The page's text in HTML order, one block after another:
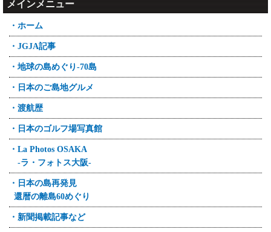
メインメニュー
・ホーム
・JGJA記事
・地球の島めぐり-70島
・日本のご島地グルメ
・渡航歴
・日本のゴルフ場写真館
・La Photos OSAKA
-ラ・フォトス大阪-
・日本の島再発見
還暦の離島60めぐり
・新聞掲載記事など